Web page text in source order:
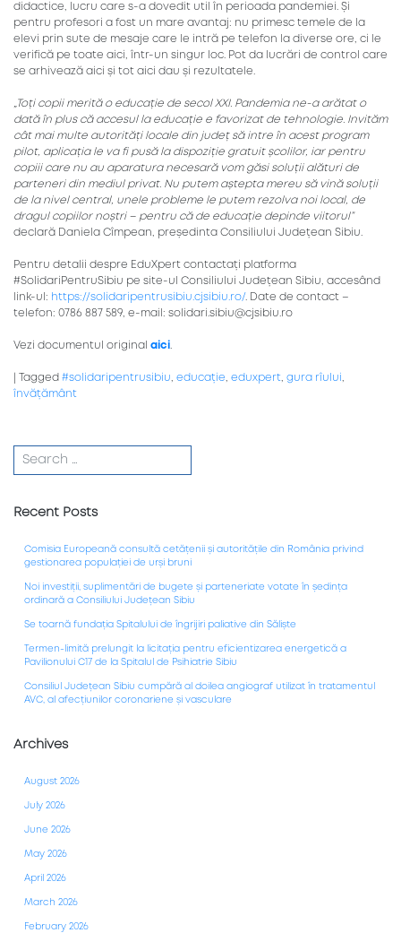
didactice, lucru care s-a dovedit util în perioada pandemiei. Și
pentru profesori a fost un mare avantaj: nu primesc temele de la
elevi prin sute de mesaje care le intră pe telefon la diverse ore, ci le
verifică pe toate aici, într-un singur loc. Pot da lucrări de control care
se arhivează aici și tot aici dau și rezultatele.
„Toți copii merită o educație de secol XXI. Pandemia ne-a arătat o
dată în plus că accesul la educație e favorizat de tehnologie. Invităm
cât mai multe autorități locale din județ să intre în acest program
pilot, aplicația le va fi pusă la dispoziție gratuit școlilor, iar pentru
copiii care nu au aparatura necesară vom găsi soluții alături de
parteneri din mediul privat. Nu putem aștepta mereu să vină soluții
de la nivel central, unele probleme le putem rezolva noi local, de
dragul copiilor noștri – pentru că de educație depinde viitorul”
declară Daniela Cîmpean, președinta Consiliului Județean Sibiu.
Pentru detalii despre EduXpert contactați platforma
#SolidariPentruSibiu pe site-ul Consiliului Județean Sibiu, accesând
link-ul: https://solidaripentrusibiu.cjsibiu.ro/. Date de contact –
telefon: 0786 887 589, e-mail: solidari.sibiu@cjsibiu.ro
Vezi documentul original aici .
Tagged #solidaripentrusibiu, educație, eduxpert, gura rîului ,
învățământ
Recent Posts
Comisia Europeană consultă cetățenii și autoritățile din România privind
gestionarea populației de urși bruni
Noi investiții, suplimentări de bugete și parteneriate votate în ședința
ordinară a Consiliului Județean Sibiu
Se toarnă fundația Spitalului de îngrijiri paliative din Săliște
Termen-limită prelungit la licitația pentru eficientizarea energetică a
Pavilionului C17 de la Spitalul de Psihiatrie Sibiu
Consiliul Județean Sibiu cumpără al doilea angiograf utilizat în tratamentul
AVC, al afecțiunilor coronariene și vasculare
Archives
August 2026
July 2026
June 2026
May 2026
April 2026
March 2026
February 2026